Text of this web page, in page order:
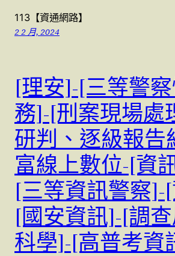
113【資通網路】
2 2 月, 2024
[理安]-[三等警
務]-[刑案現場處
研判、逐級報告
富線上數位-[資
[三等資訊警察]-
[國安資訊]-[調
科學]-[高普考資